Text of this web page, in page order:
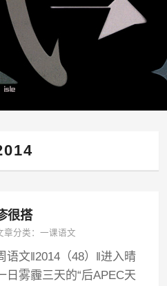
很搭
章分类：一课语文
语文‖2014（48）‖进入晴
日雾霾三天的“后APEC天